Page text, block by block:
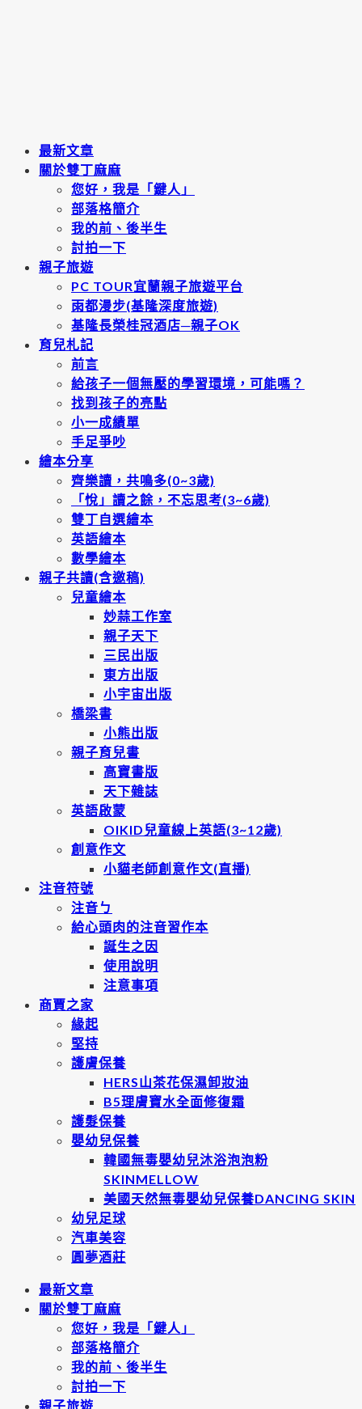
最新文章
關於雙丁麻麻
您好，我是「鍵人」
部落格簡介
我的前、後半生
討拍一下
親子旅遊
PC TOUR宜蘭親子旅遊平台
雨都漫步(基隆深度旅遊)
基隆長榮桂冠酒店─親子OK
育兒札記
前言
給孩子一個無壓的學習環境，可能嗎？
找到孩子的亮點
小一成績單
手足爭吵
繪本分享
齊樂讀，共鳴多(0~3歲)
「悅」讀之餘，不忘思考(3~6歲)
雙丁自選繪本
英語繪本
數學繪本
親子共讀(含邀稿)
兒童繪本
妙蒜工作室
親子天下
三民出版
東方出版
小宇宙出版
橋梁書
小熊出版
親子育兒書
高寶書版
天下雜誌
英語啟蒙
OIKID兒童線上英語(3~12歲)
創意作文
小貓老師創意作文(直播)
注音符號
注音ㄅ
給心頭肉的注音習作本
誕生之因
使用說明
注意事項
商賈之家
緣起
堅持
護膚保養
HERS山茶花保濕卸妝油
B5理膚寶水全面修復霜
護髮保養
嬰幼兒保養
韓國無毒嬰幼兒沐浴泡泡粉
SKINMELLOW
美國天然無毒嬰幼兒保養DANCING SKIN
幼兒足球
汽車美容
圓夢酒莊
最新文章
關於雙丁麻麻
您好，我是「鍵人」
部落格簡介
我的前、後半生
討拍一下
親子旅遊